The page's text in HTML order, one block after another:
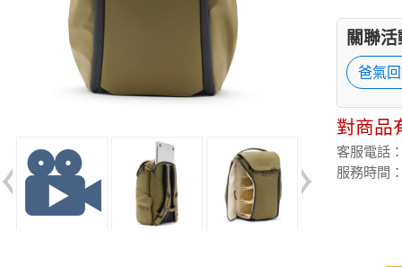
關聯
爸氣
對商品
客服電話
服務時間